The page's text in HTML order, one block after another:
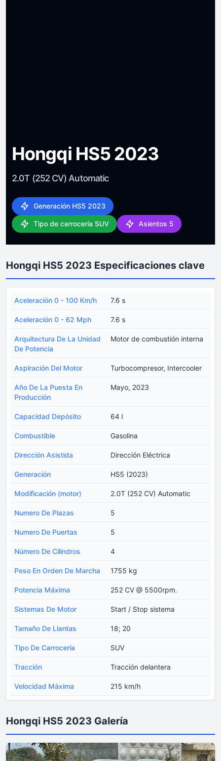
Hongqi HS5 2023
2.0T (252 CV) Automatic
Generación HS5 2023
Tipo de carrocería SUV Asientos 5
Hongqi HS5 2023 Especificaciones clave
Aceleración 0 - 100 Km/h 7.6 s
Aceleración 0 - 62 Mph 7.6 s
Arquitectura De La Unidad
De Potencia
Motor de combustión interna
Aspiración Del Motor Turbocompresor, Intercooler
Año De La Puesta En
Producción
Mayo, 2023
Capacidad Depósito 64 l
Combustible Gasolina
Dirección Asistida Dirección Eléctrica
Generación HS5 (2023)
Modificación (motor) 2.0T (252 CV) Automatic
Numero De Plazas 5
Numero De Puertas 5
Número De Cilindros 4
Peso En Orden De Marcha 1755 kg
Potencia Máxima 252 CV @ 5500rpm.
Sistemas De Motor Start / Stop sistema
Tamaño De Llantas 18; 20
Tipo De Carrocería SUV
Tracción Tracción delantera
Velocidad Máxima 215 km/h
Hongqi HS5 2023 Galería